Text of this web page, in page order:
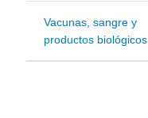
Vacunas, sangre y
productos biológicos